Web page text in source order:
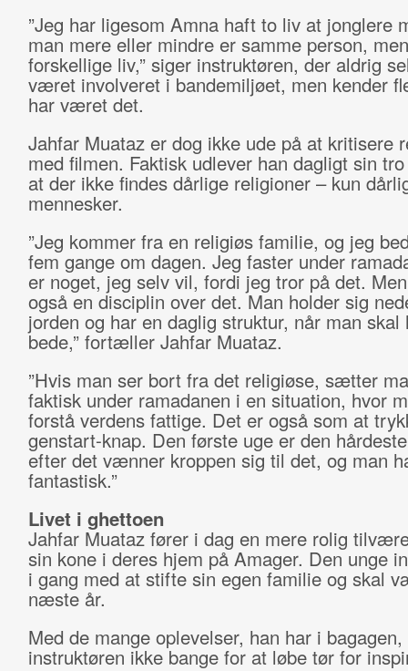
”Jeg har ligesom Amna haft to liv at jonglere
man mere eller mindre er samme person,
forskellige liv,” siger instruktøren, der aldrig
været involveret i bandemiljøet, men kender
har været det.
Jahfar Muataz er dog ikke ude på at kritisere
med filmen. Faktisk udlever han dagligt sin
at der ikke findes dårlige religioner – kun
mennesker.
”Jeg kommer fra en religiøs familie, og jeg
fem gange om dagen. Jeg faster under
er noget, jeg selv vil, fordi jeg tror på det.
også en disciplin over det. Man holder sig
jorden og har en daglig struktur, når man skal
bede,” fortæller Jahfar Muataz.
”Hvis man ser bort fra det religiøse, sætter
faktisk under ramadanen i en situation, hvor
forstå verdens fattige. Det er også som at
genstart-knap. Den første uge er den
efter det vænner kroppen sig til det, og man
fantastisk.”
Livet i ghettoen
Jahfar Muataz fører i dag en mere rolig
sin kone i deres hjem på Amager. Den unge
i gang med at stifte sin egen familie og skal
næste år.
Med de mange oplevelser, han har i bagagen,
instruktøren ikke bange for at løbe tør for